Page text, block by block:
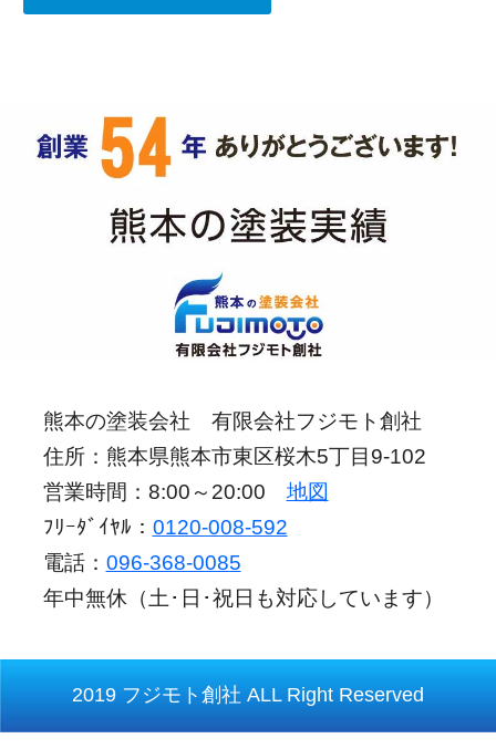
熊本の塗装会社 有限会社フジモト創社
住所：熊本県熊本市東区桜木5丁目9-102
営業時間：8:00～20:00 地図
ﾌﾘｰﾀﾞｲﾔﾙ： 0120-008-592
電話： 096-368-0085
年中無休（土･日･祝日も対応しています）
2019 フジモト創社 ALL Right Reserved